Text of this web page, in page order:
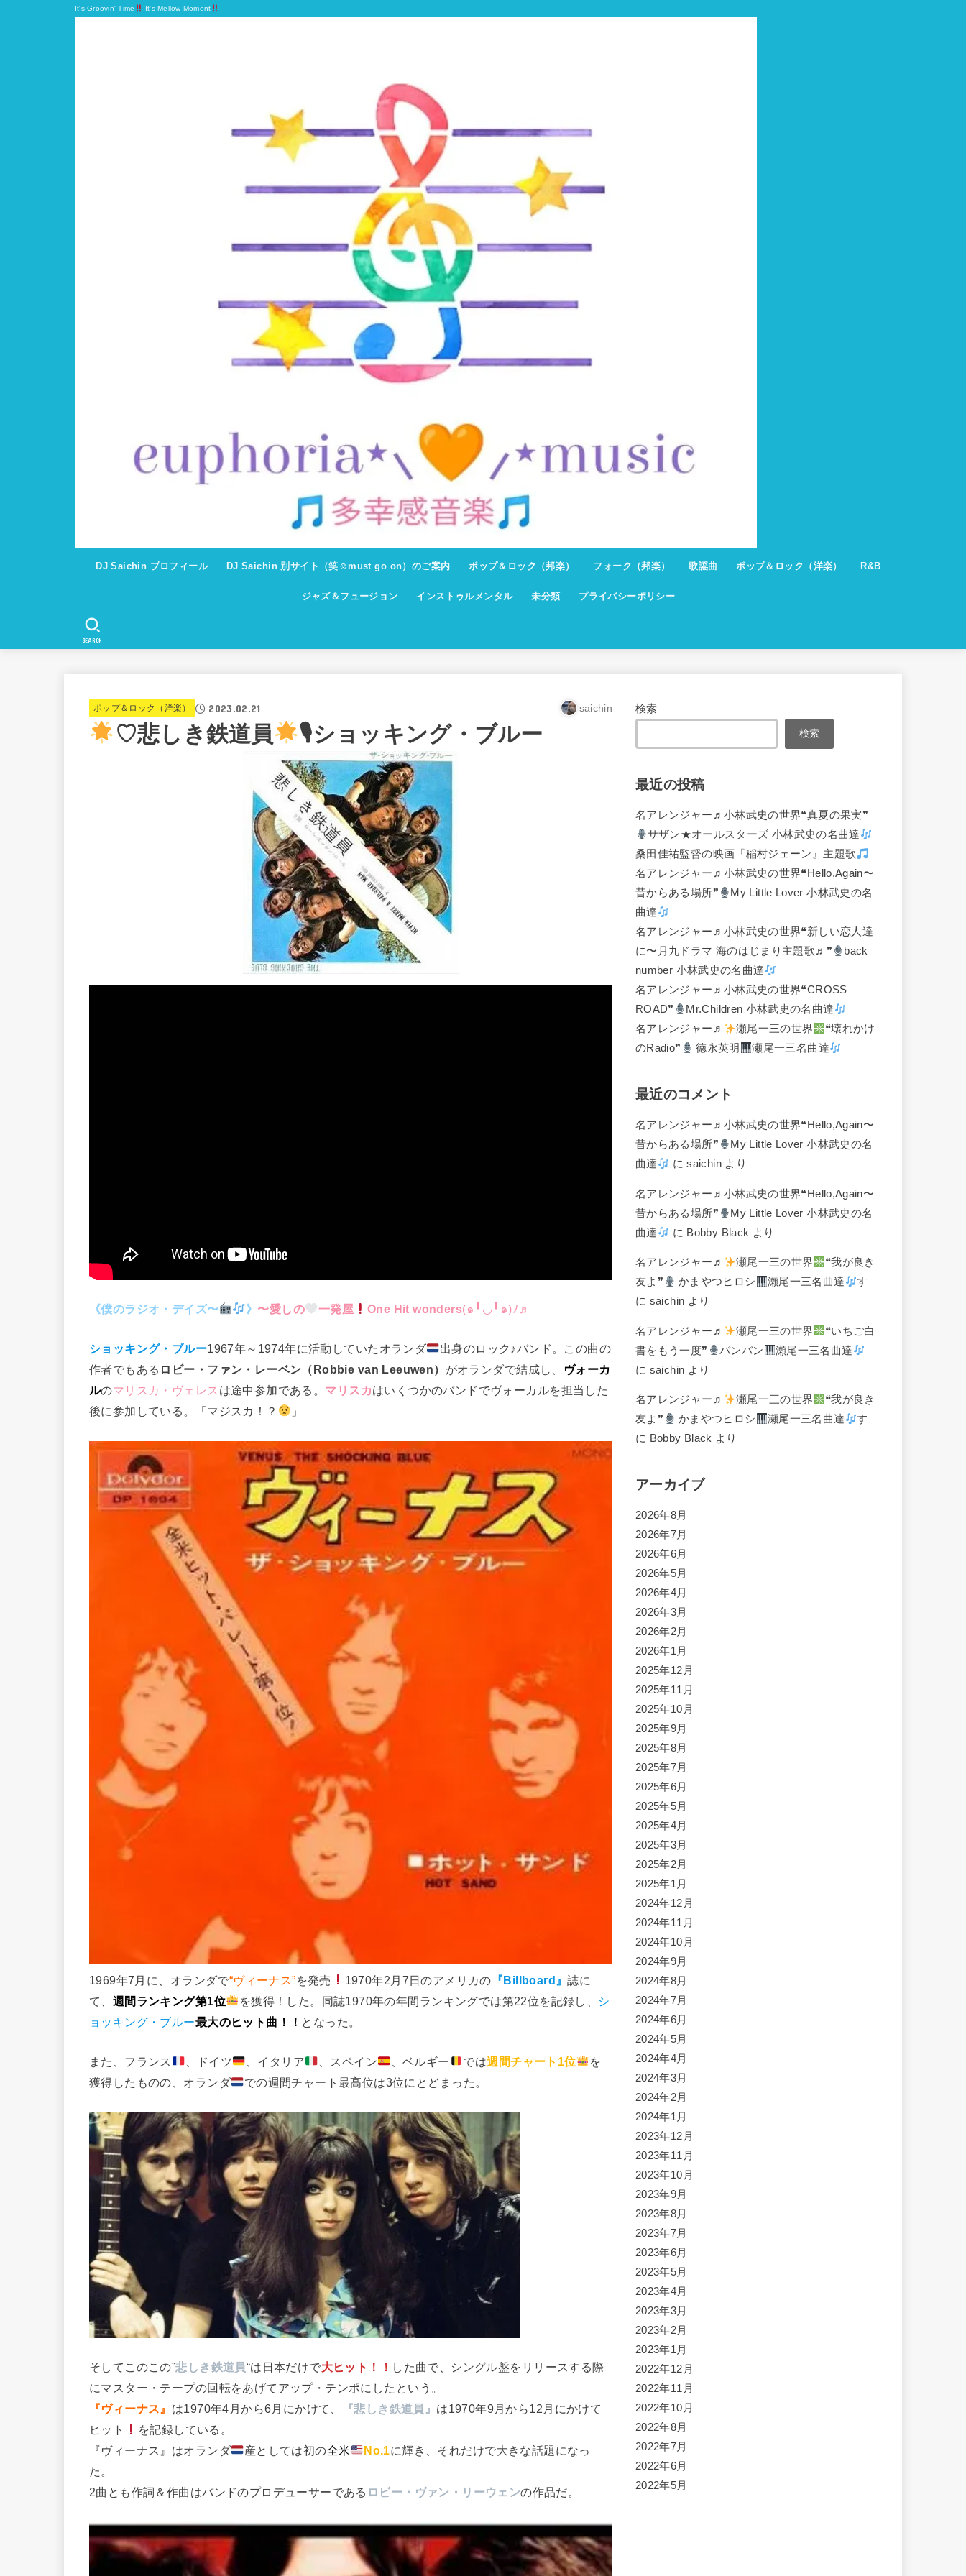
It's Groovin' Time It's Mellow Moment
DJ Saichin プロフィール DJ Saichin 別サイト（笑☺must go on）のご案内 ポップ＆ロック（邦楽） フォーク（邦楽） 歌謡曲 ポップ＆ロック（洋楽） R&B
ジャズ＆フュージョン インストゥルメンタル 未分類 プライバシーポリシー
SEARCH
ポップ＆ロック（洋楽） 2023.02.21 saichin
♡悲しき鉄道員 🎙ショッキング・ブルー
《僕のラジオ・デイズ〜 》 〜愛しの 一発屋 One Hit wonders(⁠๑⁠╹⁠◡⁠╹⁠๑⁠)⁠ﾉ⁠♬
ショッキング・ブルー1967年～1974年に活動していたオランダ
出身のロック♪バンド。この曲の
作者でもある ロビー・ファン・レーベン（Robbie van Leeuwen） がオランダで結成し、
ヴォーカ
ルのマリスカ・ヴェレス は途中参加である。 マリスカはいくつかのバンドでヴォーカルを担当した
後に参加している。「マジスカ！？
」
1969年7月に、オランダで“ヴィーナス”を発売 1970年2月7日のアメリカの 『Billboard』誌に
て、 週間ランキング第1位 を獲得！した。同誌1970年の年間ランキングでは第22位を記録し、 シ
ョッキング・ブルー最大のヒット曲！！ となった。
また、フランス 、ドイツ 、イタリア 、スペイン 、ベルギー では週間チャート1位
を
獲得したものの、オランダ
での週間チャート最高位は3位にとどまった。
そしてこのこの”悲しき鉄道員“は日本だけで大ヒット！！ した曲で、シングル盤をリリースする際
にマスター・テープの回転をあげてアップ・テンポにしたという。
『ヴィーナス』 は1970年4月から6月にかけて、 『悲しき鉄道員』 は1970年9月から12月にかけて
ヒット
を記録している。
『ヴィーナス』はオランダ
産としては初の全米 No.1に輝き、それだけで大きな話題になっ
た。
2曲とも作詞＆作曲はバンドのプロデューサーである ロビー・ヴァン・リーウェンの作品だ。
検索
検索
最近の投稿
名アレンジャー♬ 小林武史の世界❝真夏の果実❞
サザン★オールスターズ 小林武史の名曲達
桑田佳祐監督の映画『稲村ジェーン』主題歌
名アレンジャー♬ 小林武史の世界❝Hello,Again〜
昔からある場所❞
My Little Lover 小林武史の名
曲達
名アレンジャー♬ 小林武史の世界❝新しい恋人達
に〜月九ドラマ 海のはじまり主題歌♬❞
back
number 小林武史の名曲達
名アレンジャー♬ 小林武史の世界❝CROSS
ROAD❞
Mr.Children 小林武史の名曲達
名アレンジャー♬
瀬尾一三の世界
❝壊れかけ
のRadio❞
徳永英明 瀬尾一三名曲達
最近のコメント
名アレンジャー♬ 小林武史の世界❝Hello,Again〜
昔からある場所❞
My Little Lover 小林武史の名
曲達
にsaichinより
名アレンジャー♬ 小林武史の世界❝Hello,Again〜
昔からある場所❞
My Little Lover 小林武史の名
曲達
に Bobby Black より
名アレンジャー♬ 瀬尾一三の世界
❝我が良き
友よ❞
かまやつヒロシ 瀬尾一三名曲達
す
に saichin より
名アレンジャー♬ 瀬尾一三の世界
❝いちご白
書をもう一度❞
バンバン
瀬尾一三名曲達
に saichin より
名アレンジャー♬ 瀬尾一三の世界
❝我が良き
友よ❞
かまやつヒロシ 瀬尾一三名曲達
す
に Bobby Black より
アーカイブ
2026年8月
2026年7月
2026年6月
2026年5月
2026年4月
2026年3月
2026年2月
2026年1月
2025年12月
2025年11月
2025年10月
2025年9月
2025年8月
2025年7月
2025年6月
2025年5月
2025年4月
2025年3月
2025年2月
2025年1月
2024年12月
2024年11月
2024年10月
2024年9月
2024年8月
2024年7月
2024年6月
2024年5月
2024年4月
2024年3月
2024年2月
2024年1月
2023年12月
2023年11月
2023年10月
2023年9月
2023年8月
2023年7月
2023年6月
2023年5月
2023年4月
2023年3月
2023年2月
2023年1月
2022年12月
2022年11月
2022年10月
2022年8月
2022年7月
2022年6月
2022年5月